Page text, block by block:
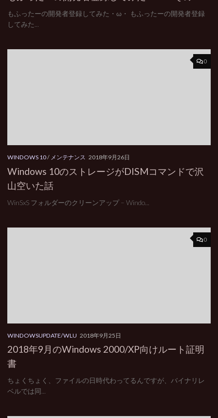
もふったーの開発者登録してみた・ω・ もふったーの開発者登録
してみた...
0
WINDOWS 10/ メンテナンス 2018年9月26日
Windows 10のストレージがDISMコマンドで沢
山空いた話
WinSxS フォルダーのクリーンアップ – Windo...
0
WINDOWSUPDATE/WLU 2018年9月25日
2018年9月のWindows 2000/XP向けルート証明
書
ちょくちょく、ファイルの日時代わってるんですが、バイナリレ
ベルでは同...